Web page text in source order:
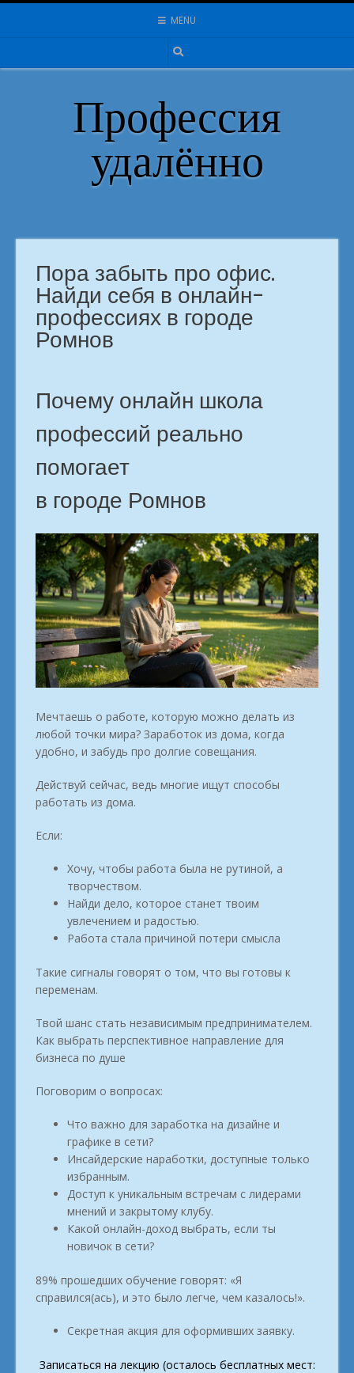
Skip
MENU
Профессия
удалённо
Пора забыть про офис.
Найди себя в онлайн-
профессиях в городе
Ромнов
Почему онлайн школа
профессий реально
помогает
в городе Ромнов
Мечтаешь о работе, которую можно делать из
любой точки мира? Заработок из дома, когда
удобно, и забудь про долгие совещания.
Действуй сейчас, ведь многие ищут способы
работать из дома.
Если:
Хочу, чтобы работа была не рутиной, а
творчеством.
Найди дело, которое станет твоим
увлечением и радостью.
Работа стала причиной потери смысла
Такие сигналы говорят о том, что вы готовы к
переменам.
Твой шанс стать независимым предпринимателем.
Как выбрать перспективное направление для
бизнеса по душе
Поговорим о вопросах:
Что важно для заработка на дизайне и
графике в сети?
Инсайдерские наработки, доступные только
избранным.
Доступ к уникальным встречам с лидерами
мнений и закрытому клубу.
Какой онлайн-доход выбрать, если ты
новичок в сети?
89% прошедших обучение говорят: «Я
справился(ась), и это было легче, чем казалось!».
Секретная акция для оформивших заявку.
Записаться на лекцию (осталось бесплатных мест: